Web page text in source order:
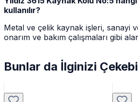
kullanılır?
Metal ve çelik kaynak işleri, sanayi
onarım ve bakım çalışmaları gibi
Bunlar da İlginizi